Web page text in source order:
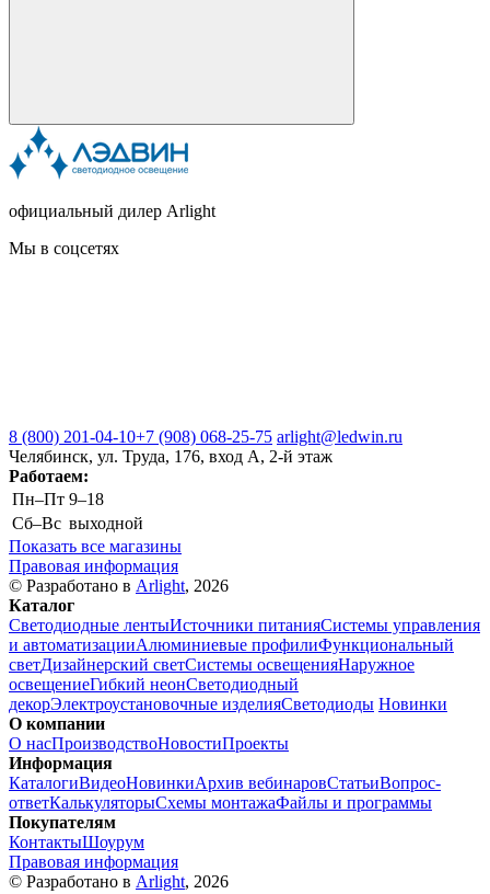
официальный дилер Arlight
Мы в соцсетях
8 (800) 201-04-10+7 (908) 068-25-75 arlight@ledwin.ru
Челябинск, ул. Труда, 176, вход А, 2-й этаж
Работаем:
Пн–Пт 9–18
Сб–Вс выходной
Показать все магазины
Правовая информация
© Разработано в Arlight, 2026
Каталог
Светодиодные лентыИсточники питанияСистемы управления
и автоматизацииАлюминиевые профилиФункциональный
светДизайнерский светСистемы освещенияНаружное
освещениеГибкий неонСветодиодный
декорЭлектроустановочные изделияСветодиоды Новинки
О компании
О насПроизводствоНовостиПроекты
Информация
КаталогиВидеоНовинкиАрхив вебинаровСтатьиВопрос-
ответКалькуляторыСхемы монтажаФайлы и программы
Покупателям
КонтактыШоурум
Правовая информация
© Разработано в Arlight, 2026